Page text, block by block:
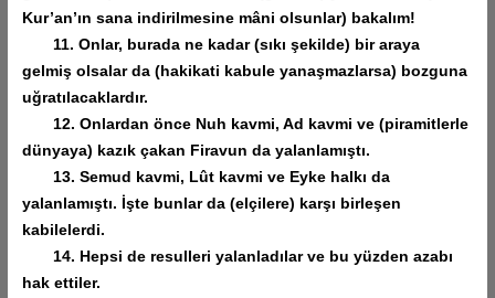
Kur’an’ın sana indirilmesine mâni olsunlar) bakalım!
11. Onlar, burada ne kadar (sıkı şekilde) bir araya
gelmiş olsalar da (hakikati kabule yanaşmazlarsa) bozguna
uğratılacaklardır.
12. Onlardan önce Nuh kavmi, Ad kavmi ve (piramitlerle
dünyaya) kazık çakan Firavun da yalanlamıştı.
13. Semud kavmi, Lût kavmi ve Eyke halkı da
yalanlamıştı. İşte bunlar da (elçilere) karşı birleşen
kabilelerdi.
14. Hepsi de resulleri yalanladılar ve bu yüzden azabı
hak ettiler.